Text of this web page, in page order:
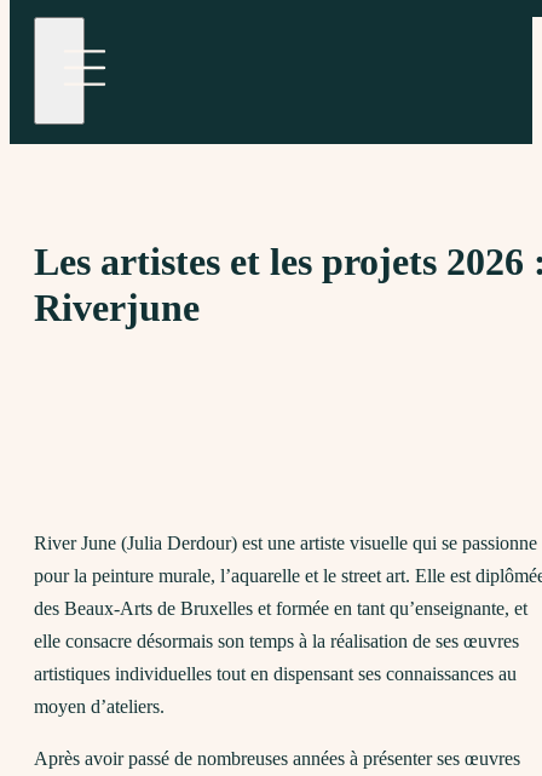
Les artistes et les projets 2026
Riverjune
River June (Julia Derdour) est une artiste visuelle qui se passionne
pour la peinture murale, l’aquarelle et le street art. Elle est
des Beaux-Arts de Bruxelles et formée en tant qu’enseignante, et
elle consacre désormais son temps à la réalisation de ses œuvres
artistiques individuelles tout en dispensant ses connaissances au
moyen d’ateliers.
Après avoir passé de nombreuses années à présenter ses œuvres